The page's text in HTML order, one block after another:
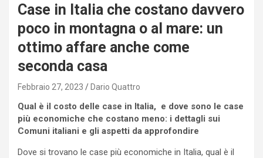
Case in Italia che costano davvero
poco in montagna o al mare: un
ottimo affare anche come
seconda casa
Febbraio 27, 2023 Dario Quattro
Qual è il costo delle case in Italia, e dove sono le case
più economiche che costano meno: i dettagli sui
Comuni italiani e gli aspetti da approfondire
Dove si trovano le case più economiche in Italia, qual è il